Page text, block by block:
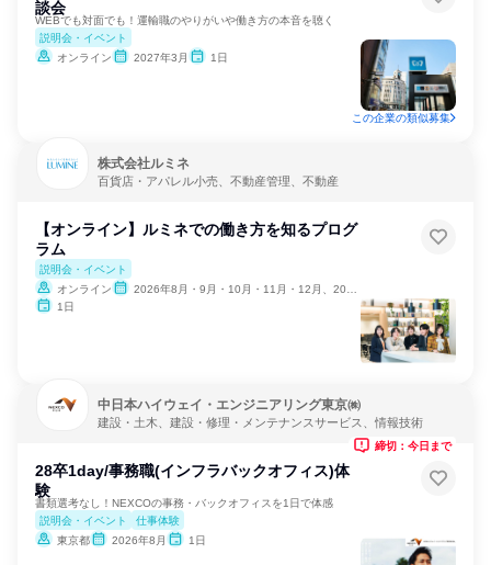
談会
WEBでも対面でも！運輸職のやりがいや働き方の本音を聴く
説明会・イベント
オンライン
2027年3月 1日
この企業の類似募集
株式会社ルミネ
百貨店・アパレル小売、不動産管理、不動産
【オンライン】ルミネでの働き方を知るプログ
ラム
説明会・イベント
オンライン
2026年8月・9月・10月・11月・12月、2027年1月
1日
中日本ハイウェイ・エンジニアリング東京㈱
建設・土木、建設・修理・メンテナンスサービス、情報技術
28卒1day/事務職(インフラバックオフィス)体
験
書類選考なし！NEXCOの事務・バックオフィスを1日で体感
説明会・イベント
仕事体験
東京都
2026年8月 1日
締切：今日まで